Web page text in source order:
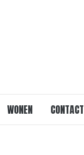
WONEN CONTACT